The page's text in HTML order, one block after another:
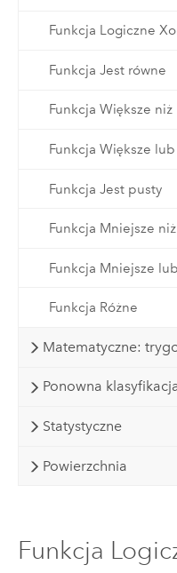
Funkcja Logiczne
Funkcja Jest równe
Funkcja Większe niż
Funkcja Większe
Funkcja Jest pusty
Funkcja Mniejsze niż
Funkcja Mniejsze
Funkcja Różne
Matematyczne:
Ponowna
Statystyczne
Powierzchnia
Funkcja